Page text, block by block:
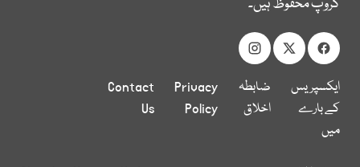
گروپ محفوظ ہیں۔
ایکسپریس
کے بارے
میں
ضابطہ
اخلاق
Privacy
Policy
Contact
Us